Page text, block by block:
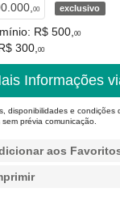
00 exclusivo
R$ 500, 00
300, 00
Informações
disponibilidades e condições
prévia comunicação.
aos